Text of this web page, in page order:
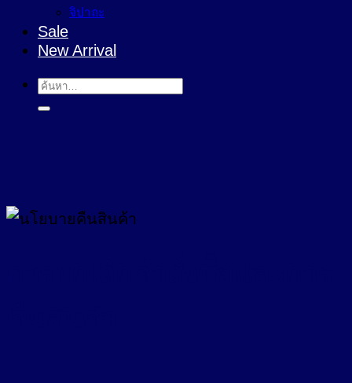
จิปาถะ
Sale
New Arrival
ค้นหา: